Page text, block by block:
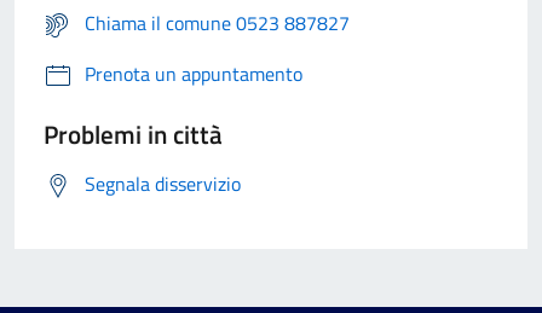
Chiama il comune 0523 887827
Prenota un appuntamento
Problemi in città
Segnala disservizio